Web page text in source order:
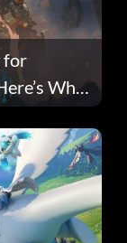
for
Why